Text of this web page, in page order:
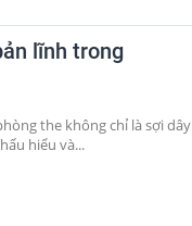
lĩnh trong
the không chỉ là sợi dây
hiểu và...